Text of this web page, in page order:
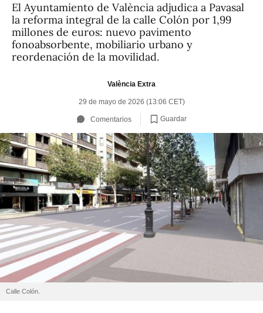
El Ayuntamiento de València adjudica a Pavasal
la reforma integral de la calle Colón por 1,99
millones de euros: nuevo pavimento
fonoabsorbente, mobiliario urbano y
reordenación de la movilidad.
València Extra
29 de mayo de 2026 (13:06 CET)
Comentarios Guardar
Calle Colón.